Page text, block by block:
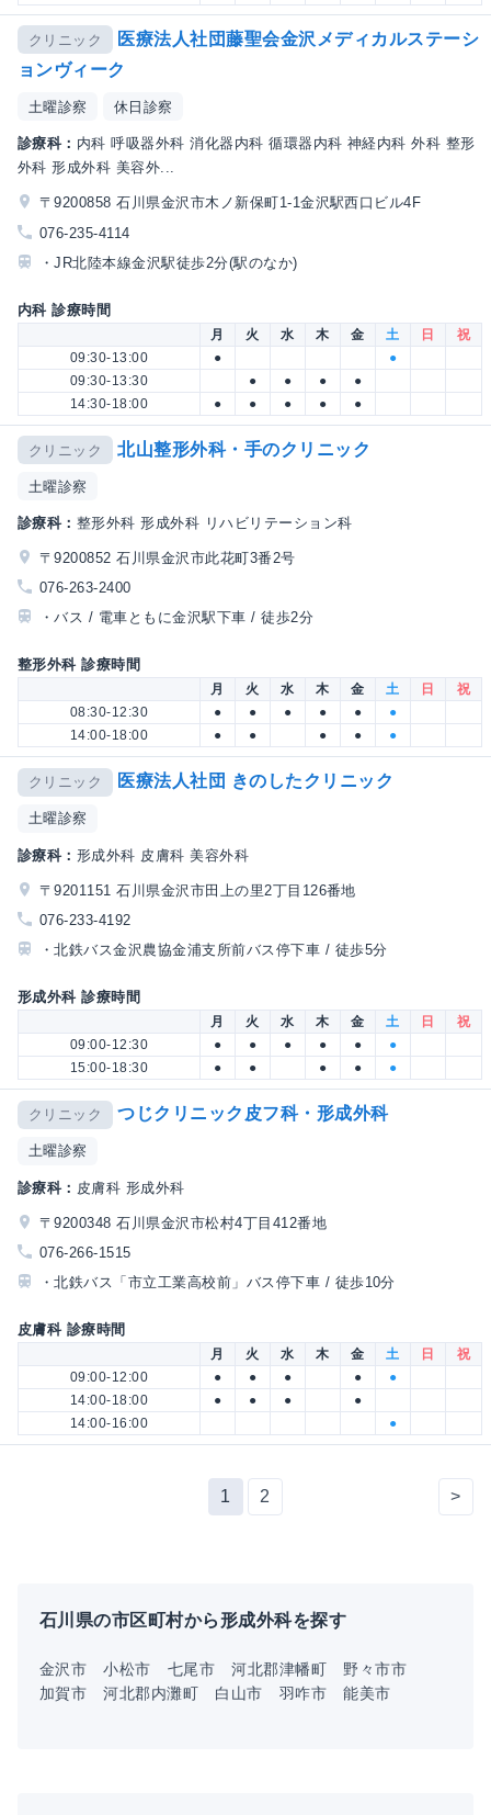
クリニック
医療法人社団藤聖会金沢メディカルステーシ
ョンヴィーク
土曜診察 休日診察
診療科： 内科 呼吸器外科 消化器内科 循環器内科 神経内科 外科 整形
外科 形成外科 美容外...
〒9200858 石川県金沢市木ノ新保町1-1金沢駅西口ビル4F
076-235-4114
・JR北陸本線金沢駅徒歩2分(駅のなか)
内科 診療時間
月 火 水 木 金 土 日
祝
09:30-13:00
●
●
09:30-13:30
● ● ●
●
14:30-18:00
● ● ● ● ●
クリニック 北山整形外科・手のクリニック
土曜診察
診療科： 整形外科 形成外科 リハビリテーション科
〒9200852 石川県金沢市此花町3番2号
076-263-2400
・バス / 電車ともに金沢駅下車 / 徒歩2分
整形外科 診療時間
月 火 水 木 金 土 日
祝
08:30-12:30
● ● ● ● ●
●
14:00-18:00
● ● ● ● ●
クリニック 医療法人社団 きのしたクリニック
土曜診察
診療科： 形成外科 皮膚科 美容外科
〒9201151 石川県金沢市田上の里2丁目126番地
076-233-4192
・北鉄バス金沢農協金浦支所前バス停下車 / 徒歩5分
形成外科 診療時間
月 火 水 木 金 土 日
祝
09:00-12:30
● ● ● ● ●
●
15:00-18:30
● ● ● ● ●
クリニック つじクリニック皮フ科・形成外科
土曜診察
診療科： 皮膚科 形成外科
〒9200348 石川県金沢市松村4丁目412番地
076-266-1515
・北鉄バス「市立工業高校前」バス停下車 / 徒歩10分
皮膚科 診療時間
月 火 水 木 金 土 日
祝
09:00-12:00
● ● ● ●
●
14:00-18:00
● ● ●
●
14:00-16:00
●
1 2 >
石川県の市区町村から形成外科を探す
金沢市 小松市 七尾市 河北郡津幡町
野々市市
加賀市
河北郡内灘町 白山市 羽咋市 能美市